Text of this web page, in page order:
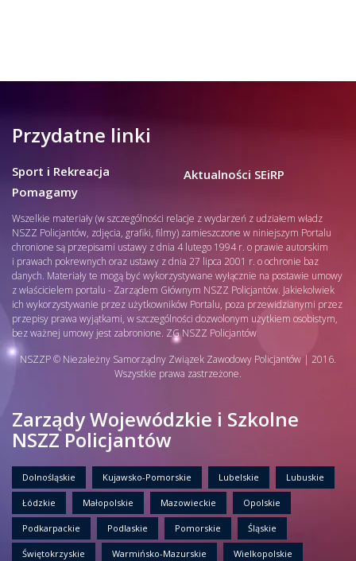
Przydatne linki
Sport i Rekreacja
Pomagamy
Aktualności SEiRP
Wszelkie materiały (w szczególności relacje z wydarzeń z udziałem władz
NSZZ Policjantów, zdjęcia, grafiki, filmy) zamieszczone w niniejszym Portalu
chronione są przepisami ustawy z dnia 4 lutego 1994 r. o prawie autorskim
i prawach pokrewnych oraz ustawy z dnia 27 lipca 2001 r. o ochronie baz
danych. Materiały te mogą być wykorzystywane wyłącznie na postawie umowy
z właścicielem portalu - Zarządem Głównym NSZZ Policjantów. Jakiekolwiek
ich wykorzystywanie przez użytkowników Portalu, poza przewidzianymi przez
przepisy prawa wyjątkami, w szczególności dozwolonym użytkiem osobistym,
bez ważnej umowy jest zabronione. ZG NSZZ Policjantów
NSZZP © Niezależny Samorządny Związek Zawodowy Policjantów | 2016.
Wszystkie prawa zastrzeżone.
Zarządy Wojewódzkie i Szkolne
NSZZ Policjantów
Dolnośląskie Kujawsko-Pomorskie Lubelskie Lubuskie
Łódzkie Małopolskie Mazowieckie Opolskie
Podkarpackie Podlaskie Pomorskie Śląskie
Świętokrzyskie Warmińsko-Mazurskie Wielkopolskie